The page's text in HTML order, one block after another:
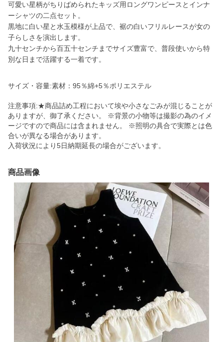
可愛い星柄がちりばめられたキッズ用ロングワンピースとインナ
ーシャツの二点セット。
黒地に白い星と水玉模様が上品で、裾の白いフリルレースが女の
子らしさを演出します。
九十センチから百五十センチまでサイズ豊富で、普段使いから特
別な日まで活躍する一着です。
サイズ・容量:素材：95％綿+5％ポリエステル
注意事項:★商品詰め工程において埃や小さなごみが混じることが
ありますが、御了承ください。 ※背景の小物等は撮影の為のイメ
ージですので商品には含まれません。 ※照明の具合で実際とは色
合いが異なる場合があります。
入荷状況により5日納期延長の場合がございます。
商品画像